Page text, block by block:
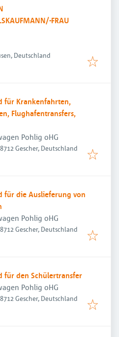
FRAU
Deutschland
für Krankenfahrten,
Flughafentransfers,
Pohlig oHG
Gescher, Deutschland
für die Auslieferung von
Pohlig oHG
Gescher, Deutschland
für den Schülertransfer
Pohlig oHG
Gescher, Deutschland